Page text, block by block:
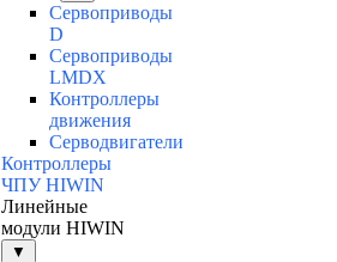
Сервоприводы
D
Сервоприводы
LMDX
Контроллеры
движения
Серводвигатели
Контроллеры
ЧПУ HIWIN
Линейные
модули HIWIN
▼